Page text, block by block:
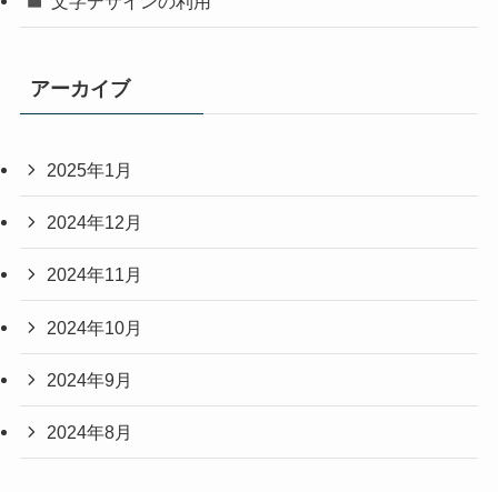
アーカイブ
2025年1月
2024年12月
2024年11月
2024年10月
2024年9月
2024年8月